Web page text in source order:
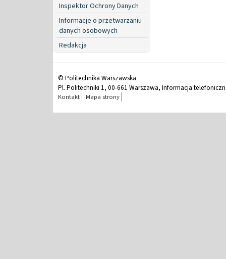
Inspektor Ochrony Danych
Informacje o przetwarzaniu
danych osobowych
Redakcja
© Politechnika Warszawska
Pl. Politechniki 1, 00-661 Warszawa, Informacja
Kontakt Mapa strony